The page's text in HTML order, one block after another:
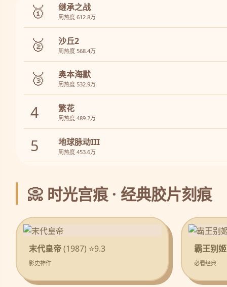
🥇 继承之战
周热度 612.8万
🥈 沙丘2
周热度 568.4万
🥉 奥本海默
周热度 532.9万
4 繁花
周热度 489.2万
5 地球脉动III
周热度 453.6万
📀 时光宫痕 · 经典胶片刻痕
末代皇帝(1987) ⭐9.3
影史神作
霸王别姬
必看经典